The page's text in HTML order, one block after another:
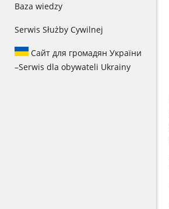
Baza wiedzy
Serwis Służby Cywilnej
Сайт для громадян України
–Serwis dla obywateli Ukrainy